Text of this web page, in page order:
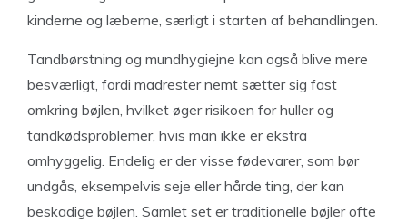
kinderne og læberne, særligt i starten af behandlingen.
Tandbørstning og mundhygiejne kan også blive mere
besværligt, fordi madrester nemt sætter sig fast
omkring bøjlen, hvilket øger risikoen for huller og
tandkødsproblemer, hvis man ikke er ekstra
omhyggelig. Endelig er der visse fødevarer, som bør
undgås, eksempelvis seje eller hårde ting, der kan
beskadige bøjlen. Samlet set er traditionelle bøjler ofte